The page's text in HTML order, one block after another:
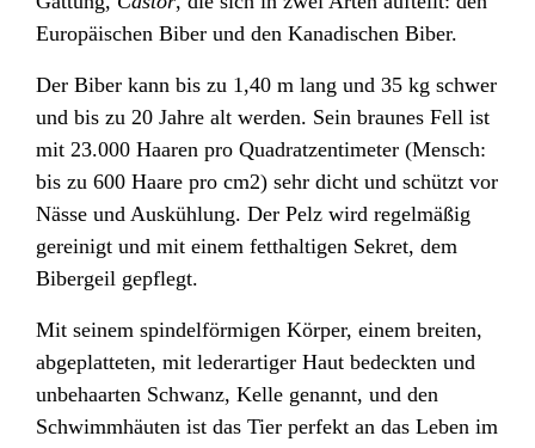
Europäischen Biber und den Kanadischen Biber.
Der Biber kann bis zu 1,40 m lang und 35 kg schwer
und bis zu 20 Jahre alt werden. Sein braunes Fell ist
mit 23.000 Haaren pro Quadratzentimeter (Mensch:
bis zu 600 Haare pro cm2) sehr dicht und schützt vor
Nässe und Auskühlung. Der Pelz wird regelmäßig
gereinigt und mit einem fetthaltigen Sekret, dem
Bibergeil gepflegt.
Mit seinem spindelförmigen Körper, einem breiten,
abgeplatteten, mit lederartiger Haut bedeckten und
unbehaarten Schwanz, Kelle genannt, und den
Schwimmhäuten ist das Tier perfekt an das Leben im